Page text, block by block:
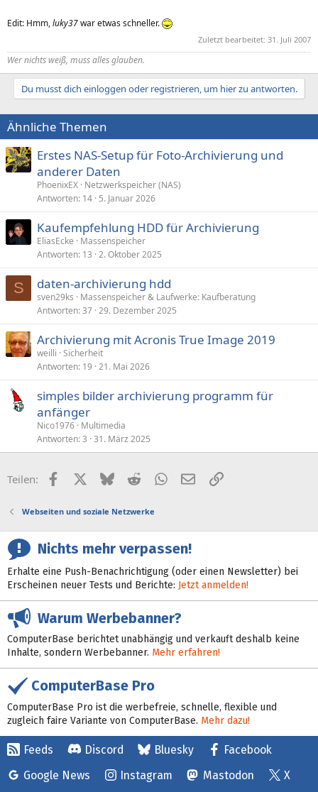
Edit: Hmm,luky37war etwas schneller.
Zuletzt bearbeitet: 31. Juli 2007
Wer nichts weiß, muss alles glauben.
Du musst dich einloggen oder registrieren, um hier zu antworten.
Ähnliche Themen
Erstes NAS-Setup für Foto-Archivierung und
anderer Daten
PhoenixEX Netzwerkspeicher (NAS)
Antworten 14 5. Januar 2026
Kaufempfehlung HDD für Archivierung
EliasEcke
Massenspeicher
Antworten 13 2. Oktober 2025
S daten-archivierung hdd
sven29ks
Massenspeicher & Laufwerke: Kaufberatung
Antworten 37 29. Dezember 2025
Archivierung mit Acronis True Image 2019
weilli Sicherheit
Antworten 19 21. Mai 2026
simples bilder archivierung programm für
anfänger
Nico1976 Multimedia
Antworten 3 31. März 2025
Teilen: FacebookX (Twitter)
BlueskyRedditWhatsApp
E-MailLink
Webseiten und soziale Netzwerke
Nichts mehr verpassen!
Erhalte eine Push-Benachrichtigung (oder einen Newsletter) bei
Erscheinen neuer Tests und Berichte: Jetzt anmelden!
Warum Werbebanner?
ComputerBase berichtet unabhängig und verkauft deshalb keine
Inhalte, sondern Werbebanner. Mehr erfahren!
ComputerBase Pro
ComputerBase Pro ist die werbefreie, schnelle, flexible und
zugleich faire Variante von ComputerBase. Mehr dazu!
Feeds Discord Bluesky
Facebook
Google News
Instagram Mastodon X